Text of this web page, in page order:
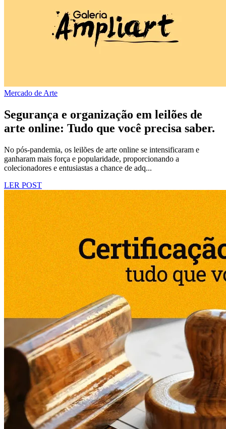
Mercado de Arte
Segurança e organização em leilões de
arte online: Tudo que você precisa saber.
No pós-pandemia, os leilões de arte online se intensificaram e
ganharam mais força e popularidade, proporcionando a
colecionadores e entusiastas a chance de adq...
LER POST